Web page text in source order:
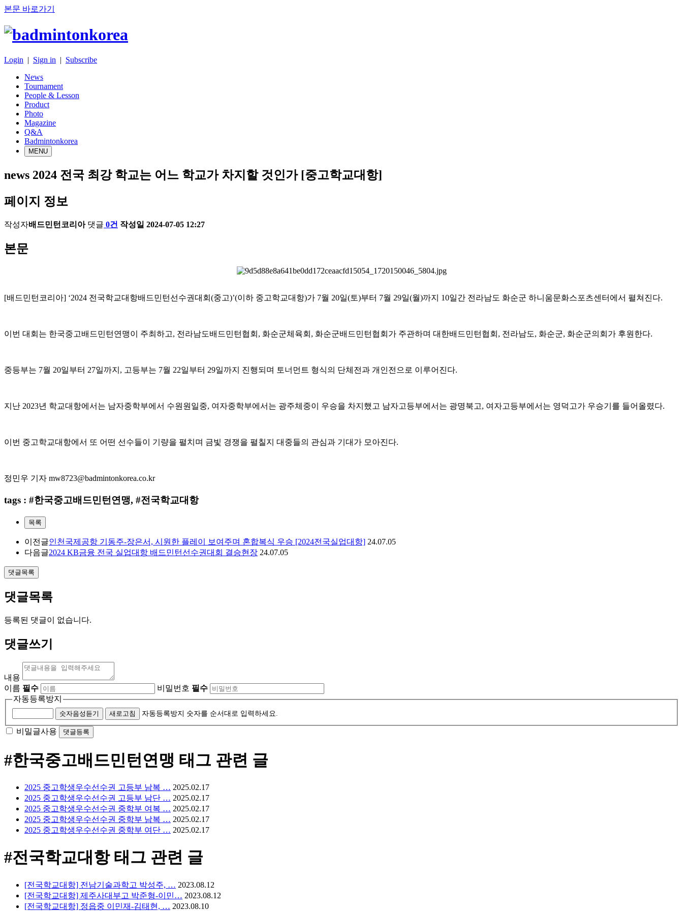
본문 바로가기
Login | Sign in | Subscribe
News
Tournament
People & Lesson
Product
Photo
Magazine
Q&A
Badmintonkorea
MENU
news 2024 전국 최강 학교는 어느 학교가 차지할 것인가 [중고학교대항]
페이지 정보
작성자배드민턴코리아 댓글 0건 작성일 2024-07-05 12:27
본문
[배드민턴코리아] ‘2024 전국학교대항배드민턴선수권대회 (중고)’(이하 중고학교대항)가 7월 20일(토)부터 7월 29일(월)까지 10일간 전라남도 화순군 하니움문화스포츠센터에서 펼쳐진다.
이번 대회는 한국중고배드민턴연맹이 주최하고, 전라남도배드민턴협회 , 화순군체육회 , 화순군배드민턴협회가 주관하며 대한배드민턴협회 , 전라남도, 화순군, 화순군의회가 후원한다.
중등부는 7월 20일부터 27일까지 , 고등부는 7월 22일부터 29일까지 진행되며 토너먼트 형식의 단체전과 개인전으로 이루어진다.
지난 2023년 학교대항에서는 남자중학부에서 수원원일중, 여자중학부에서는 광주체중이 우승을 차지했고 남자고등부에서는 광명북고, 여자고등부에서는 영덕고가 우승기를 들어올렸다.
이번 중고학교대항에서 또 어떤 선수들이 기량을 펼치며 금빛 경쟁을 펼칠지 대중들의 관심과 기대가 모아진다.
정민우 기자 mw8723@badmintonkorea.co.kr
tags : #한국중고배드민턴연맹, #전국학교대항
목록
이전글인천국제공항 기동주-장은서, 시원한 플레이 보여주며 혼합복식 우승 [2024전국실업대항] 24.07.05
다음글2024 KB금융 전국 실업대항 배드민턴선수권대회 결승현장 24.07.05
댓글목록
댓글목록
등록된 댓글이 없습니다.
댓글쓰기
내용
이름 필수 비밀번호 필수
자동등록방지
숫자음성듣기 새로고침 자동등록방지 숫자를 순서대로 입력하세요.
비밀글사용
#한국중고배드민턴연맹 태그 관련 글
2025 중고학생우수선수권 고등부 남복 … 2025.02.17
2025 중고학생우수선수권 고등부 남단 … 2025.02.17
2025 중고학생우수선수권 중학부 여복 … 2025.02.17
2025 중고학생우수선수권 중학부 남복 … 2025.02.17
2025 중고학생우수선수권 중학부 여단 … 2025.02.17
#전국학교대항태그 관련 글
[전국학교대항] 전남기술과학고 박성주, … 2023.08.12
[전국학교대항] 제주사대부고 박준형-이민… 2023.08.12
[전국학교대항] 정읍중 이민재-김태현, … 2023.08.10